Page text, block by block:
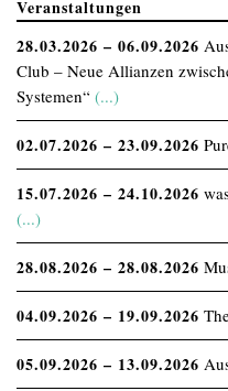
Veranstaltungen
28.03.2026 – 06.09.2026
Club – Neue Allianzen
Systemen“ (...)
02.07.2026 – 23.09.2026
15.07.2026 – 24.10.2026
(...)
28.08.2026 – 28.08.2026
04.09.2026 – 19.09.2026
05.09.2026 – 13.09.2026